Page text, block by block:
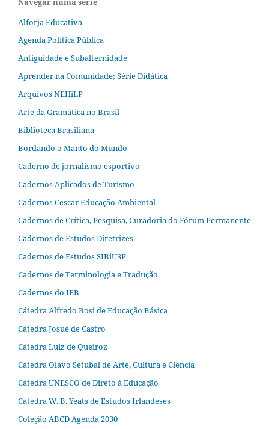
Alforja Educativa
Agenda Política Pública
Antiguidade e Subalternidade
Aprender na Comunidade; Série Didática
Arquivos NEHiLP
Arte da Gramática no Brasil
Biblioteca Brasiliana
Bordando o Manto do Mundo
Caderno de jornalismo esportivo
Cadernos Aplicados de Turismo
Cadernos Cescar Educação Ambiental
Cadernos de Crítica, Pesquisa, Curadoria do Fórum Permanente
Cadernos de Estudos Diretrizes
Cadernos de Estudos SIBiUSP
Cadernos de Terminologia e Tradução
Cadernos do IEB
Cátedra Alfredo Bosi de Educação Básica
Cátedra Josué de Castro
Cátedra Luiz de Queiroz
Cátedra Olavo Setubal de Arte, Cultura e Ciência
Cátedra UNESCO de Direto à Educação
Cátedra W. B. Yeats de Estudos Irlandeses
Coleção ABCD Agenda 2030